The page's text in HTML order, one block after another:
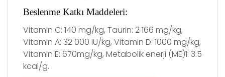
Beslenme Katkı Maddeleri:
Vitamin C: 140 mg/kg, Taurin: 2 166 mg/kg,
Vitamin A: 32 000 IU/kg, Vitamin D: 1000 mg/kg,
Vitamin E: 670mg/kg, Metabolik enerji (ME)1: 3.5
kcal/g.